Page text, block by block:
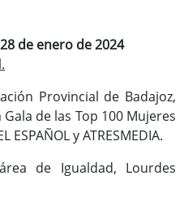
de enero de 2024
Provincial de Badajoz,
de las Top 100 Mujeres
y ATRESMEDIA.
de Igualdad, Lourdes